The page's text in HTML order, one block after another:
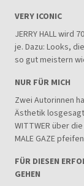
VERY ICONIC
JERRY HALL wird
je. Dazu: Looks,
so gut meistern
NUR FÜR MICH
Zwei Autorinnen
Ästhetik losgesagt.
WITTWER über
MALE GAZE
FÜR DIESEN
GEHEN